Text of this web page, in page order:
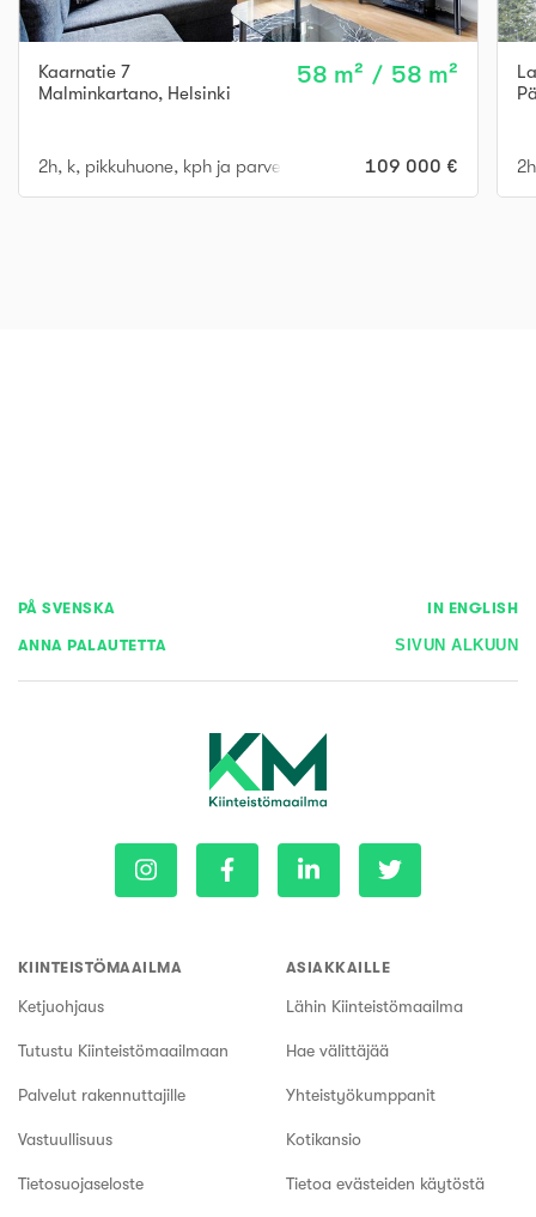
Kaarnatie 7
Malminkartano, Helsinki
58 m² / 58 m²
2h, k, pikkuhuone, kph ja parveke 109 000 €
PÅ SVENSKA IN ENGLISH
ANNA PALAUTETTA SIVUN ALKUUN
KIINTEISTÖMAAILMA
Ketjuohjaus
Tutustu Kiinteistömaailmaan
Palvelut rakennuttajille
Vastuullisuus
Tietosuojaseloste
ASIAKKAILLE
Lähin Kiinteistömaailma
Hae välittäjää
Yhteistyökumppanit
Kotikansio
Tietoa evästeiden käytöstä